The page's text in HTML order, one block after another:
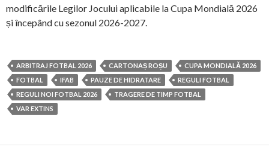
modificările Legilor Jocului aplicabile la Cupa Mondială 2026
și începând cu sezonul 2026-2027.
ARBITRAJ FOTBAL 2026 CARTONAȘ ROȘU
CUPA MONDIALĂ 2026
FOTBAL
IFAB PAUZE DE HIDRATARE
REGULI FOTBAL
REGULI NOI FOTBAL 2026
TRAGERE DE TIMP FOTBAL
VAR EXTINS